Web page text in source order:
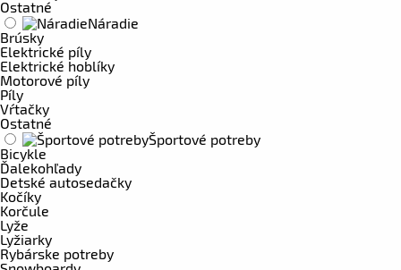
Ostatné
Náradie
Brúsky
Elektrické píly
Elektrické hoblíky
Motorové píly
Píly
Vŕtačky
Ostatné
Športové potreby
Bicykle
Ďalekohľady
Detské autosedačky
Kočíky
Korčule
Lyže
Lyžiarky
Rybárske potreby